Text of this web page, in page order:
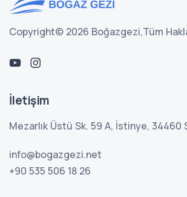
Copyright© 2026 Boğazgezi,Tüm
İletişim
Mezarlık Üstü Sk. 59 A, İstinye, 34460
info@bogazgezi.net
+90 535 506 18 26